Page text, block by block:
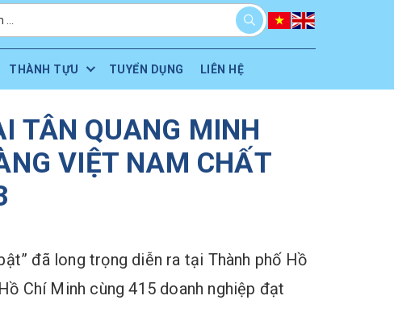
THÀNH TỰU TUYỂN DỤNG LIÊN HỆ
TÂN QUANG MINH
VIỆT NAM CHẤT
đã long trọng diễn ra tại Thành phố Hồ
Chí Minh cùng 415 doanh nghiệp đạt